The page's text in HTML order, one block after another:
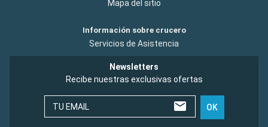
Mapa del sitio
Información sobre crucero
Servicios de Asistencia
Newsletters
Recibe nuestras exclusivas ofertas
TU EMAIL OK